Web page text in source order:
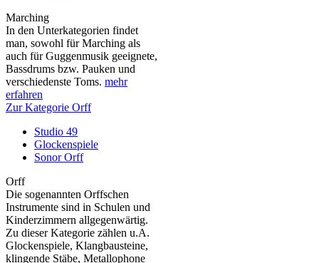
Marching
In den Unterkategorien findet
man, sowohl für Marching als
auch für Guggenmusik geeignete,
Bassdrums bzw. Pauken und
verschiedenste Toms. mehr
erfahren
Zur Kategorie Orff
Studio 49
Glockenspiele
Sonor Orff
Orff
Die sogenannten Orffschen
Instrumente sind in Schulen und
Kinderzimmern allgegenwärtig.
Zu dieser Kategorie zählen u.A.
Glockenspiele, Klangbausteine,
klingende Stäbe, Metallophone